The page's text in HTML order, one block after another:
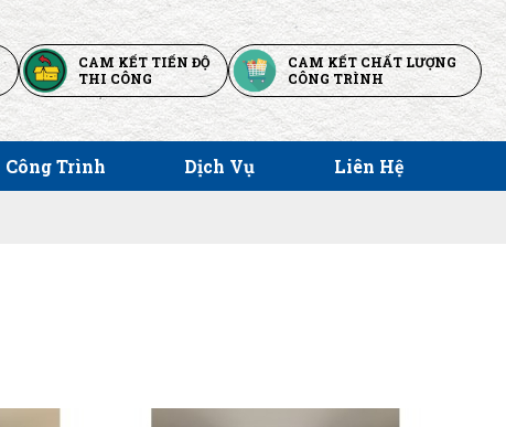
CAM KẾT TIẾN ĐỘ
THI CÔNG
CAM KẾT CHẤT LƯỢNG
CÔNG TRÌNH
Công Trình Dịch Vụ Liên Hệ